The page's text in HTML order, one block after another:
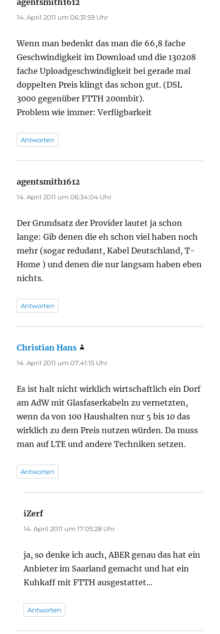
14. April 2011 um 06:31:59 Uhr
Wenn man bedenkt das man die 66,8 fache
Geschwindigkeit im Download und die 130208
fache Uploadgeschwindigkeit bei gerade mal
doppelten Preis klingt das schon gut. (DSL
3000 gegenüber FTTH 200mbit).
Problem wie immer: Verfügbarkeit
Antworten
agentsmith1612
14. April 2011 um 06:34:04 Uhr
Der Grundsatz der Provider lautet ja schon
lange: Gib denen die eh schon viel haben noch
mehr (sogar redudant, Kabel Deutschland, T-
Home ) und denen die nur langsam haben eben
nichts.
Antworten
Christian Hans
14. April 2011 um 07:41:15 Uhr
Es ist halt nicht wirklich wirtschaftlich ein Dorf
am AdW mit Glasfaserkabeln zu vernetzten,
wenn da von 100 Haushalten nur 5 bis 10 das
wirklich zu dem Preis nutzen würden. Da muss
man auf LTE und andere Techniken setzen.
Antworten
iZerf
14. April 2011 um 17:05:28 Uhr
ja, so denke ich auch, ABER genau das hat ein
Anbieter im Saarland gemacht und hat ein
Kuhkaff mit FTTH ausgestattet…
Antworten